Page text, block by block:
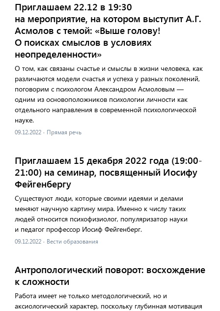
Приглашаем 22.12 в 19:30
на мероприятие, на котором выступит А.Г.
Асмолов с темой: «Выше голову!
О поисках смыслов в условиях
неопределенности»
О том, как связаны счастье и смыслы в жизни человека, как
различаются модели счастья и успеха у разных поколений,
поговорим с психологом Александром Асмоловым —
одним из основоположников психологии личности как
отдельного направления в современной психологической
науке.
09.12.2022 · Прямая речь
Приглашаем 15 декабря 2022 года (19:00-
21:00) на семинар, посвященный Иосифу
Фейгенбергу
Существуют люди, которые своими идеями и делами
меняют научную картину мира. Именно к числу таких
людей относится психофизиолог, популяризатор науки
и педагог профессор Иосиф Фейгенберг.
09.12.2022 · Вести образования
Антропологический поворот: восхождение
к сложности
Работа имеет не только методологический, но и
аксиологический характер, поскольку глубинная мотивация